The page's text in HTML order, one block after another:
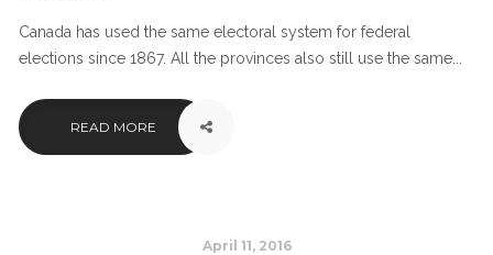
Canada has used the same electoral system for federal
elections since 1867. All the provinces also still use the same...
READ MORE
April 11, 2016